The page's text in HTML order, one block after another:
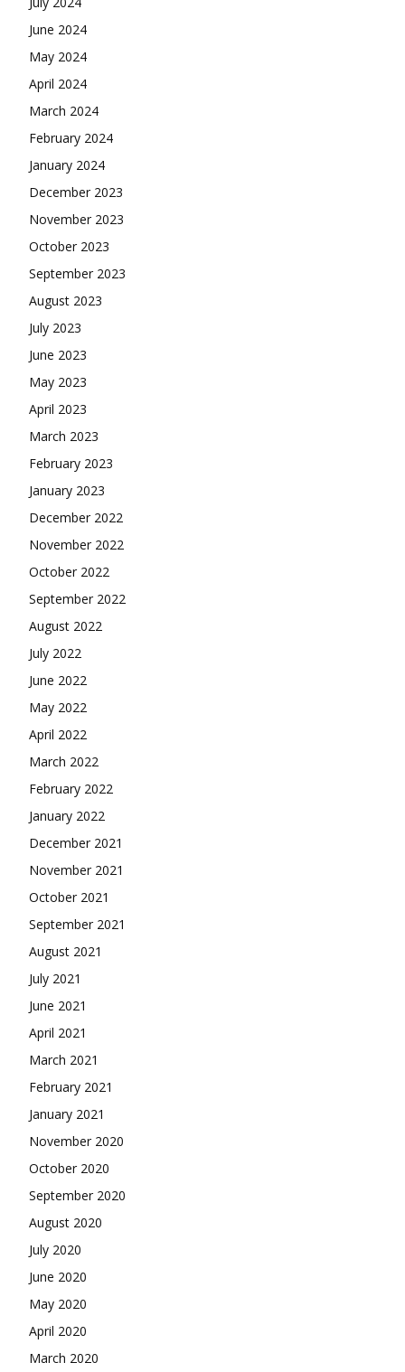
June 2024
May 2024
April 2024
March 2024
February 2024
January 2024
December 2023
November 2023
October 2023
September 2023
August 2023
July 2023
June 2023
May 2023
April 2023
March 2023
February 2023
January 2023
December 2022
November 2022
October 2022
September 2022
August 2022
July 2022
June 2022
May 2022
April 2022
March 2022
February 2022
January 2022
December 2021
November 2021
October 2021
September 2021
August 2021
July 2021
June 2021
April 2021
March 2021
February 2021
January 2021
November 2020
October 2020
September 2020
August 2020
July 2020
June 2020
May 2020
April 2020
March 2020